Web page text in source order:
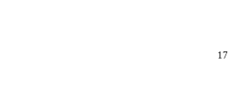
17